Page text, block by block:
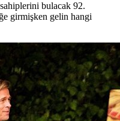
bulacak 92.
girmişken gelin hangi